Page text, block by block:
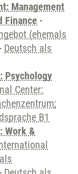
Management
Finance -
(ehemals
Deutsch als
Psychology
Center:
B1
Work &